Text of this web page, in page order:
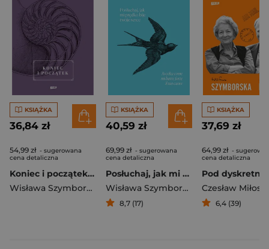
KSIĄŻKA
36,84 zł
54,99 zł - sugerowana
cena detaliczna
Koniec i początek (2026)
Wisława Szymborska
KSIĄŻKA
40,59 zł
69,99 zł - sugerowana
cena detaliczna
Posłuchaj, jak mi prędko bije twoje serce / Ascolta come mi batte forte il tuo cuore
Wisława Szymborska
8,7 (17)
KSIĄŻKA
37,69 zł
64,99 zł -
cena detaliczna
Czesław Miłosz
6,4 (39)